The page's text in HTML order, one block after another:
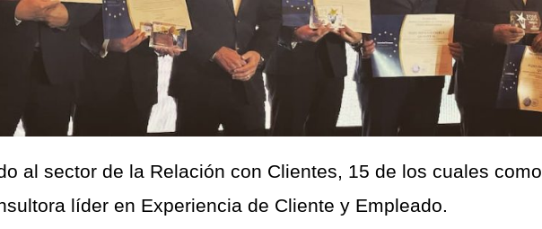
al sector de la Relación con Clientes, 15 de los cuales como
líder en Experiencia de Cliente y Empleado.